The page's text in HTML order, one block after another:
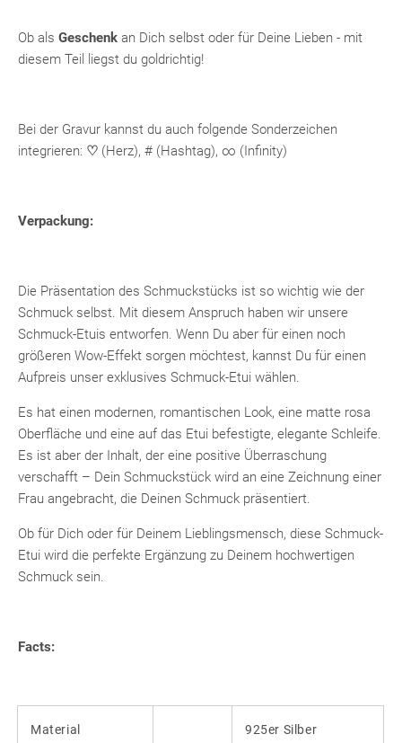
Ob als Geschenk an Dich selbst oder für Deine Lieben - mit
diesem Teil liegst du goldrichtig!
Bei der Gravur kannst du auch folgende Sonderzeichen
integrieren: ♡ (Herz), # (Hashtag), ∞ (Infinity)
Verpackung:
Die Präsentation des Schmuckstücks ist so wichtig wie der
Schmuck selbst. Mit diesem Anspruch haben wir unsere
Schmuck-Etuis entworfen. Wenn Du aber für einen noch
größeren Wow-Effekt sorgen möchtest, kannst Du für einen
Aufpreis unser exklusives Schmuck-Etui wählen.
Es hat einen modernen, romantischen Look, eine matte rosa
Oberfläche und eine auf das Etui befestigte, elegante Schleife.
Es ist aber der Inhalt, der eine positive Überraschung
verschafft – Dein Schmuckstück wird an eine Zeichnung einer
Frau angebracht, die Deinen Schmuck präsentiert.
Ob für Dich oder für Deinem Lieblingsmensch, diese Schmuck-
Etui wird die perfekte Ergänzung zu Deinem hochwertigen
Schmuck sein.
Facts:
Material 925er Silber